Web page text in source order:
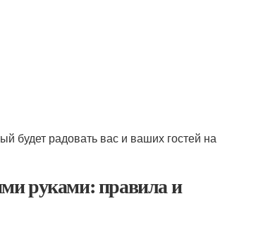
будет радовать вас и ваших гостей на
руками: правила и